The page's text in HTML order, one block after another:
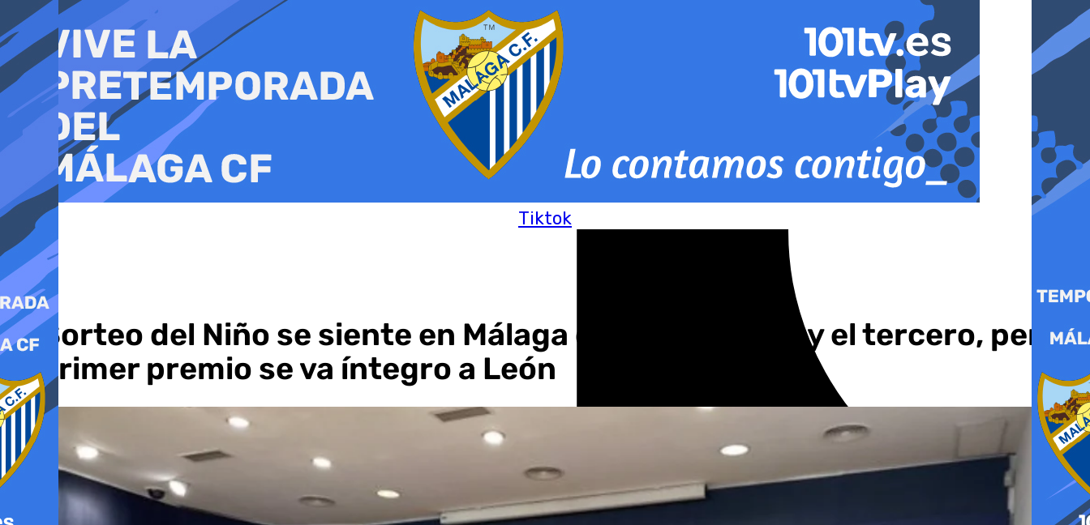
al
contenido
Tiktok
El Sorteo del Niño se siente en Málaga con el segundo y el tercero, pero
el primer premio se va íntegro a León